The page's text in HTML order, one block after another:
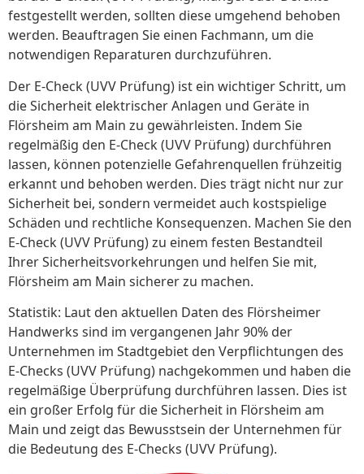
festgestellt werden, sollten diese umgehend behoben
werden. Beauftragen Sie einen Fachmann, um die
notwendigen Reparaturen durchzuführen.
Der E-Check (UVV Prüfung) ist ein wichtiger Schritt, um
die Sicherheit elektrischer Anlagen und Geräte in
Flörsheim am Main zu gewährleisten. Indem Sie
regelmäßig den E-Check (UVV Prüfung) durchführen
lassen, können potenzielle Gefahrenquellen frühzeitig
erkannt und behoben werden. Dies trägt nicht nur zur
Sicherheit bei, sondern vermeidet auch kostspielige
Schäden und rechtliche Konsequenzen. Machen Sie den
E-Check (UVV Prüfung) zu einem festen Bestandteil
Ihrer Sicherheitsvorkehrungen und helfen Sie mit,
Flörsheim am Main sicherer zu machen.
Statistik: Laut den aktuellen Daten des Flörsheimer
Handwerks sind im vergangenen Jahr 90% der
Unternehmen im Stadtgebiet den Verpflichtungen des
E-Checks (UVV Prüfung) nachgekommen und haben die
regelmäßige Überprüfung durchführen lassen. Dies ist
ein großer Erfolg für die Sicherheit in Flörsheim am
Main und zeigt das Bewusstsein der Unternehmen für
die Bedeutung des E-Checks (UVV Prüfung).